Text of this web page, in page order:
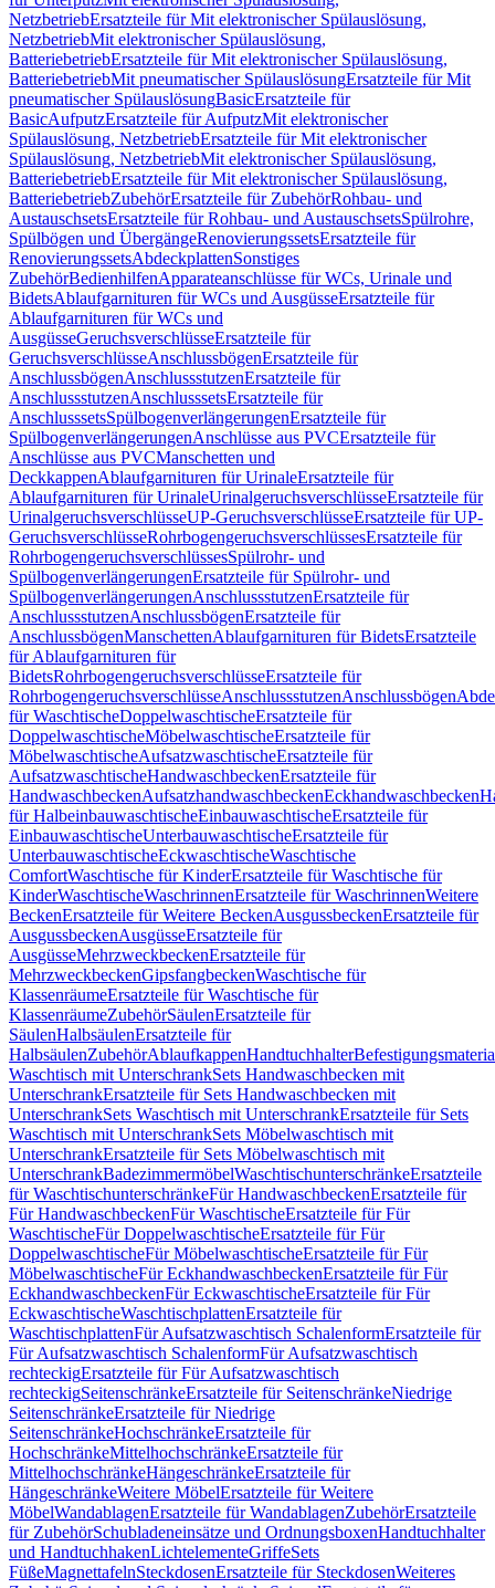
NetzbetriebErsatzteile für Mit elektronischer Spülauslösung,
NetzbetriebMit elektronischer Spülauslösung,
BatteriebetriebErsatzteile für Mit elektronischer Spülauslösung,
BatteriebetriebMit pneumatischer SpülauslösungErsatzteile für Mit
pneumatischer SpülauslösungBasicErsatzteile für
BasicAufputzErsatzteile für AufputzMit elektronischer
Spülauslösung, NetzbetriebErsatzteile für Mit elektronischer
Spülauslösung, NetzbetriebMit elektronischer Spülauslösung,
BatteriebetriebErsatzteile für Mit elektronischer Spülauslösung,
BatteriebetriebZubehörErsatzteile für ZubehörRohbau- und
AustauschsetsErsatzteile für Rohbau- und AustauschsetsSpülrohre,
Spülbögen und ÜbergängeRenovierungssetsErsatzteile für
RenovierungssetsAbdeckplattenSonstiges
ZubehörBedienhilfenApparateanschlüsse für WCs, Urinale und
BidetsAblaufgarnituren für WCs und AusgüsseErsatzteile für
Ablaufgarnituren für WCs und
AusgüsseGeruchsverschlüsseErsatzteile für
GeruchsverschlüsseAnschlussbögenErsatzteile für
AnschlussbögenAnschlussstutzenErsatzteile für
AnschlussstutzenAnschlusssetsErsatzteile für
AnschlusssetsSpülbogenverlängerungenErsatzteile für
SpülbogenverlängerungenAnschlüsse aus PVCErsatzteile für
Anschlüsse aus PVCManschetten und
DeckkappenAblaufgarnituren für UrinaleErsatzteile für
Ablaufgarnituren für UrinaleUrinalgeruchsverschlüsseErsatzteile für
UrinalgeruchsverschlüsseUP-GeruchsverschlüsseErsatzteile für UP-
GeruchsverschlüsseRohrbogengeruchsverschlüssesErsatzteile für
RohrbogengeruchsverschlüssesSpülrohr- und
SpülbogenverlängerungenErsatzteile für Spülrohr- und
SpülbogenverlängerungenAnschlussstutzenErsatzteile für
AnschlussstutzenAnschlussbögenErsatzteile für
AnschlussbögenManschettenAblaufgarnituren für BidetsErsatzteile
für Ablaufgarnituren für
BidetsRohrbogengeruchsverschlüsseErsatzteile für
RohrbogengeruchsverschlüsseAnschlussstutzenAnschlussbögen
für WaschtischeDoppelwaschtischeErsatzteile für
DoppelwaschtischeMöbelwaschtischeErsatzteile für
MöbelwaschtischeAufsatzwaschtischeErsatzteile für
AufsatzwaschtischeHandwaschbeckenErsatzteile für
HandwaschbeckenAufsatzhandwaschbeckenEckhandwaschbecken
für HalbeinbauwaschtischeEinbauwaschtischeErsatzteile für
EinbauwaschtischeUnterbauwaschtischeErsatzteile für
UnterbauwaschtischeEckwaschtischeWaschtische
ComfortWaschtische für KinderErsatzteile für Waschtische für
KinderWaschtischeWaschrinnenErsatzteile für WaschrinnenWeitere
BeckenErsatzteile für Weitere BeckenAusgussbeckenErsatzteile für
AusgussbeckenAusgüsseErsatzteile für
AusgüsseMehrzweckbeckenErsatzteile für
MehrzweckbeckenGipsfangbeckenWaschtische für
KlassenräumeErsatzteile für Waschtische für
KlassenräumeZubehörSäulenErsatzteile für
SäulenHalbsäulenErsatzteile für
HalbsäulenZubehörAblaufkappenHandtuchhalter
Waschtisch mit UnterschrankSets Handwaschbecken mit
UnterschrankErsatzteile für Sets Handwaschbecken mit
UnterschrankSets Waschtisch mit UnterschrankErsatzteile für Sets
Waschtisch mit UnterschrankSets Möbelwaschtisch mit
UnterschrankErsatzteile für Sets Möbelwaschtisch mit
UnterschrankBadezimmermöbelWaschtischunterschränkeErsatzteile
für WaschtischunterschränkeFür HandwaschbeckenErsatzteile für
Für HandwaschbeckenFür WaschtischeErsatzteile für Für
WaschtischeFür DoppelwaschtischeErsatzteile für Für
DoppelwaschtischeFür MöbelwaschtischeErsatzteile für Für
MöbelwaschtischeFür EckhandwaschbeckenErsatzteile für Für
EckhandwaschbeckenFür EckwaschtischeErsatzteile für Für
EckwaschtischeWaschtischplattenErsatzteile für
WaschtischplattenFür Aufsatzwaschtisch SchalenformErsatzteile für
Für Aufsatzwaschtisch SchalenformFür Aufsatzwaschtisch
rechteckigErsatzteile für Für Aufsatzwaschtisch
rechteckigSeitenschränkeErsatzteile für SeitenschränkeNiedrige
SeitenschränkeErsatzteile für Niedrige
SeitenschränkeHochschränkeErsatzteile für
HochschränkeMittelhochschränkeErsatzteile für
MittelhochschränkeHängeschränkeErsatzteile für
HängeschränkeWeitere MöbelErsatzteile für Weitere
MöbelWandablagenErsatzteile für WandablagenZubehörErsatzteile
für ZubehörSchubladeneinsätze und OrdnungsboxenHandtuchhalter
und HandtuchhakenLichtelementeGriffeSets
FüßeMagnettafelnSteckdosenErsatzteile für SteckdosenWeiteres